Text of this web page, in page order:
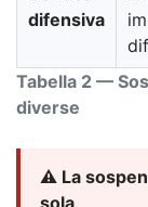
Tabella 2 —
diverse
difensiva
⚠️ La
sola